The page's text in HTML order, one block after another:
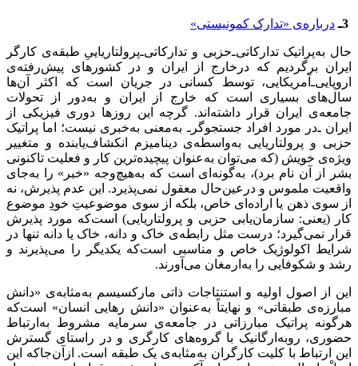
3ـ درباره‌ی «تدارک کمونیستی»
حال به‌پراتیک تدارکاتی‌ـ‌حزبی و تدارکاتی‌ـ‌پرولتاریاییِ طبقه‌ی کارگر
ایران برگردیم که درخارج از ایران و در کشورهای پیش‌رفته‌ی
اروپایی‌ـ‌آمریکایی، توسط کسانی در جریان است که اکثر آن‌ها
سال‌های بسیاری است که خارج از ایران و به‌دور از تحولات
جامعه‌ی ایران قرار داشته‌اند. گرچه این روزها دوری فیزیکی از
ایران ـ‌در مورد افراد جستجوگر‌ـ به‌معنی به‌خبری نیست؛ اما پراتیک
حزبی و پرولتاریایی به‌واسطه‌ی دینامیزم انکشاف‌یابنده‌ و متغییر
ویژه‌ی خویش (که می‌توان به‌عنوان پیچیده‌ترین کار و فعلیت تاکنونی
بشر از آن نام برد)، به‌گونه‌ای است که به‌هیچ‌وجه «خبر» را به‌جای
واقعیت ملموس و درعین‌حال معقول نمی‌پذیرد. این عدم پذیرش، نه
از سوی ذهن یا اراده‌ای خاص، بلکه از سوی موضوعیتِ خودِ موضوع
کار (یعنی: سازمان‌یابی حزبی و پرولتاریایی) است‌که مورد پذیرش
قرار نمی‌گیرد؛ درست مثل رابطه‌ی خاک و دانه، خاک یا دانه تنها در
شرایط اکولوژیک خاص و مناسبی است‌که یکدیگر را می‌پذیرند و
رشد و شکوفایی را به‌ارمغان می‌آورند.
این از اصول اولیه و استنتاجات ذاتی مارکسیسم به‌مثابه‌ی «دانش
مبارزه‌ی طبقاتی» و نهایتاً به‌عنوان «دانش رهایی انسان» است‌که
هرگونه پراتیک مبارزاتی در جامعه‌ی سرمایه مشروط به‌ارتباط
حضوری، روبه‌ارگانیک با گروه‌های کارگری و در راستای گسترش
این ارتباط با کلیت کارگران به‌مثابه‌ی یک طبقه است. ازآن‌جاکه این